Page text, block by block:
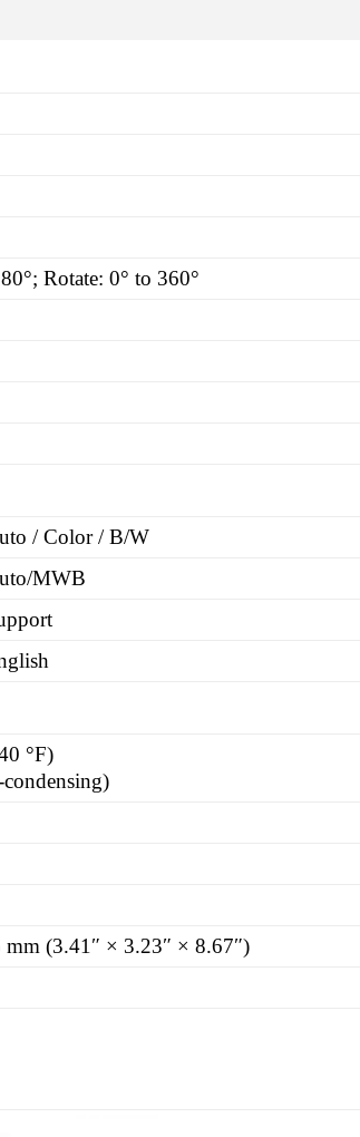
Rotate: 0° to 360°
/ Color / B/W
MWB
°F)
(3.41″ × 3.23″ × 8.67″)